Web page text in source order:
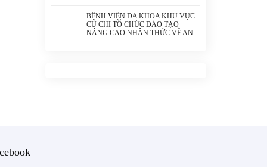
PHỐ HỒ CHÍ MINH
BỆNH VIỆN ĐA KHOA KHU VỰC
CỦ CHI TỔ CHỨC ĐÀO TẠO
NÂNG CAO NHẬN THỨC VỀ AN